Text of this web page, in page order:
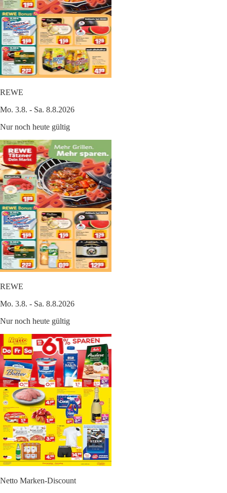
REWE
Mo. 3.8. - Sa. 8.8.2026
Nur noch heute gültig
REWE
Mo. 3.8. - Sa. 8.8.2026
Nur noch heute gültig
Netto Marken-Discount